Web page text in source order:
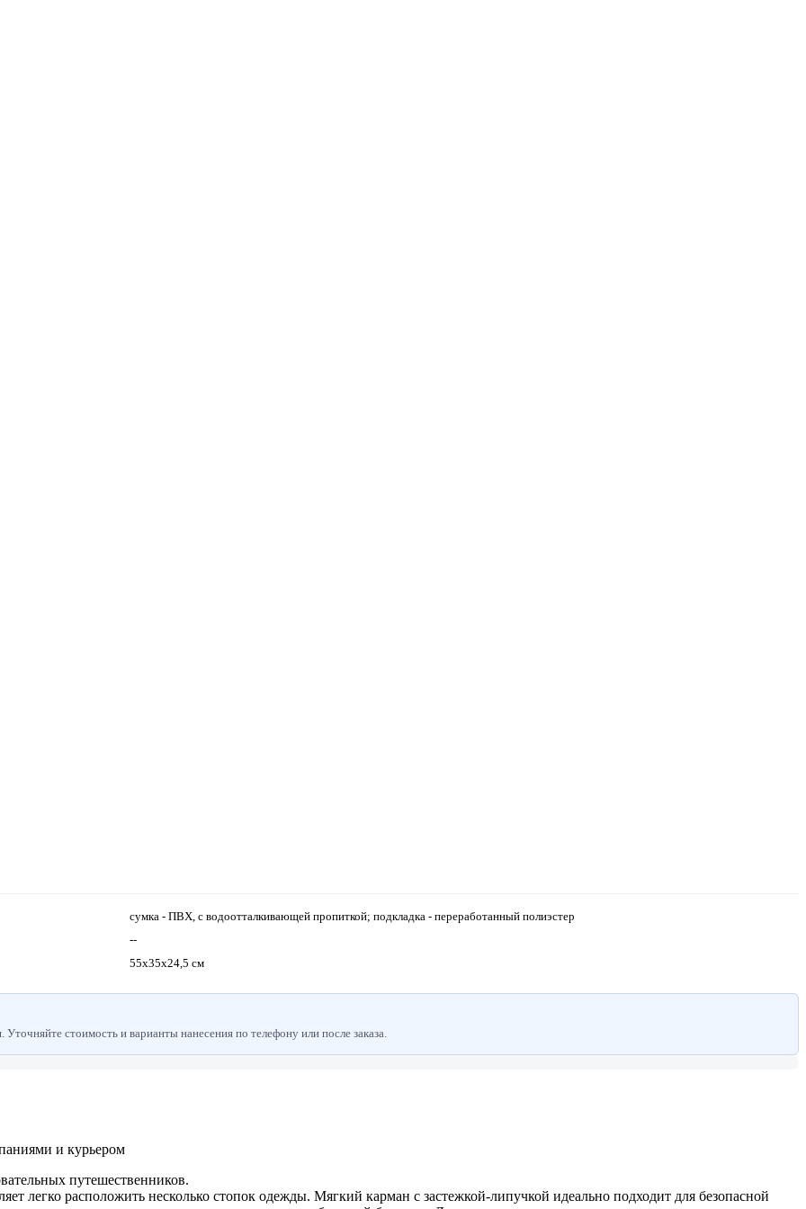
сумка - ПВХ, с водоотталкивающей пропиткой; подкладка - переработанный полиэстер
--
55x35x24,5 см
стоимость и варианты нанесения по телефону или после заказа.
и курьером
путешественников.
легко расположить несколько стопок одежды. Мягкий карман с застежкой-липучкой идеально подходит для безопасной